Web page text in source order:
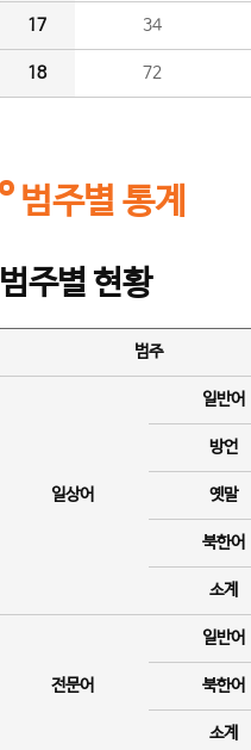
17 34
18 72
범주별 통계
범주별 현황
범주
일상어
일반어
방언
옛말
북한어
소계
전문어
일반어
북한어
소계